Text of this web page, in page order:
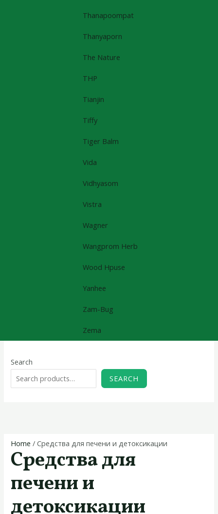
Thanapoompat
Thanyaporn
The Nature
THP
Tianjin
Tiffy
Tiger Balm
Vida
Vidhyasom
Vistra
Wagner
Wangprom Herb
Wood Hpuse
Yanhee
Zam-Bug
Zema
Search
SEARCH
Home / Средства для печени и детоксикации
Средства для
печени и
детоксикации